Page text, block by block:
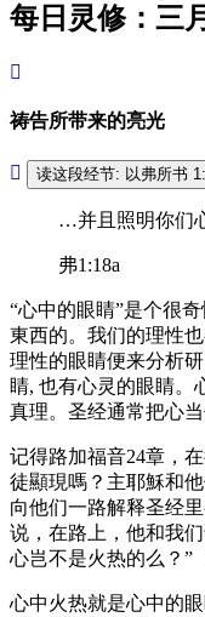
每日灵修：三
祷告所带来的亮光
读这段经节: 以弗所书
…并且照明你们
弗1:18a
“心中的眼睛”是个很
東西的。我们的理性
理性的眼睛便来分析
睛, 也有心灵的眼睛。
真理。圣经通常把心当
记得路加福音24章，
徒顯現嗎？主耶穌和
向他们一路解释圣经
说，在路上，他和我
心岂不是火热的么？”
心中火热就是心中的